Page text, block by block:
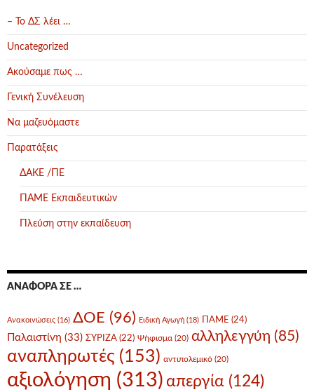
– Το ΔΣ λέει …
Uncategorized
Ακούσαμε πως …
Γενική Συνέλευση
Να μαζευόμαστε
Παρατάξεις
ΔΑΚΕ /ΠΕ
ΠΑΜΕ Εκπαιδευτικών
Πλεύση στην εκπαίδευση
ΑΝΑΦΟΡΆ ΣΕ …
Ανακοινώσεις (16) ΔΟΕ (96) Ειδική Αγωγή (18) ΠΑΜΕ (24)
Παλαιστίνη (33) ΣΥΡΙΖΑ (22) Ψήφισμα (20) αλληλεγγύη (85)
αναπληρωτές (153) αντιπολεμικό (20)
αξιολόγηση (313) απεργία (124)